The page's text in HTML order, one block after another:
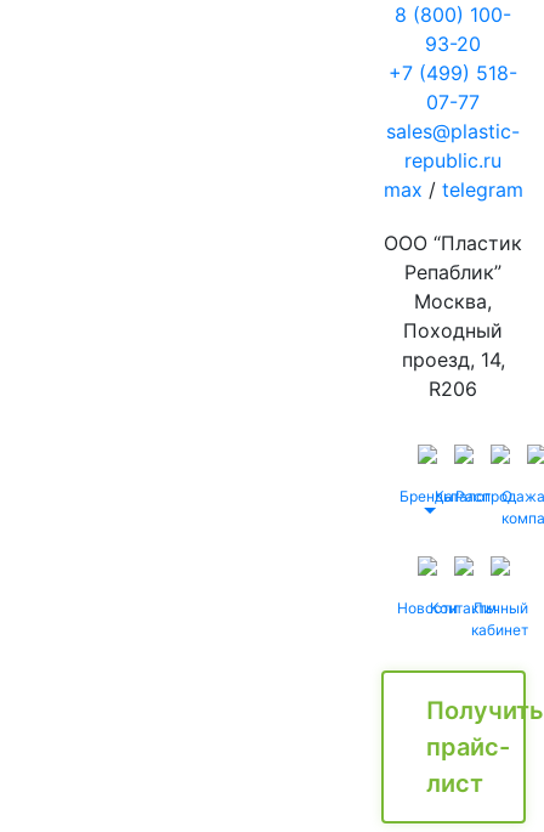
8 (800) 100-
93-20
+7 (499) 518-
07-77
sales@plastic-
republic.ru
max / telegram
ООО “Пластик
Репаблик”
Москва,
Походный
проезд, 14,
R206
БрендыКаталог
Распродажа
О
НовостиКонтактыЛичный
кабинет
Получить
прайс-
лист